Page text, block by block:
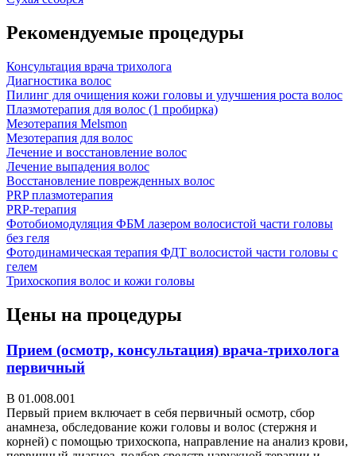
Рекомендуемые процедуры
Консультация врача трихолога
Диагностика волос
Пилинг для очищения кожи головы и улучшения роста волос
Плазмотерапия для волос (1 пробирка)
Мезотерапия Melsmon
Мезотерапия для волос
Лечение и восстановление волос
Лечение выпадения волос
Восстановление поврежденных волос
PRP плазмотерапия
PRP-терапия
Фотобиомодуляция ФБМ лазером волосистой части головы
без геля
Фотодинамическая терапия ФДТ волосистой части головы с
гелем
Трихоскопия волос и кожи головы
Цены на процедуры
Прием (осмотр, консультация) врача-трихолога
первичный
В 01.008.001
Первый прием включает в себя первичный осмотр, сбор
анамнеза, обследование кожи головы и волос (стержня и
корней) с помощью трихоскопа, направление на анализ крови,